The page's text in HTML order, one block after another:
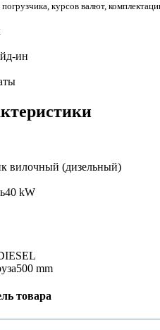
курсов валют,
ин
вилочный (дизельный)
40 kW
500 mm
товара